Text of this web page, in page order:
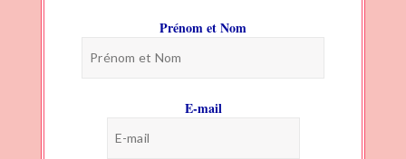
Prénom et Nom
E-mail